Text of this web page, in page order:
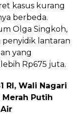
kasus kurang
berbeda.
Olga Singkoh,
lantaran
yang
Rp675 juta.
RI, Wali Nagari
Putih